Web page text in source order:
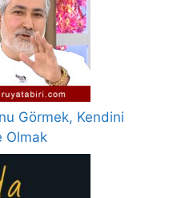
Görmek, Kendini
Olmak